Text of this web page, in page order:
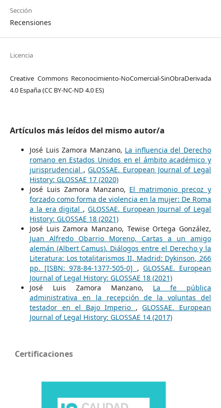
Sección
Recensiones
Licencia
Creative Commons Reconocimiento-NoComercial-SinObraDerivada
4.0 España (CC BY-NC-ND 4.0 ES)
Artículos más leídos del mismo autor/a
José Luis Zamora Manzano, La influencia del Derecho
romano en Estados Unidos en el ámbito académico y
jurisprudencial ,GLOSSAE. European Journal of Legal
History: GLOSSAE 17 (2020)
José Luis Zamora Manzano, El matrimonio precoz y
forzado como forma de violencia en la mujer: De Roma
a la era digital , GLOSSAE. European Journal of Legal
History: GLOSSAE 18 (2021)
José Luis Zamora Manzano, Tewise Ortega González,
Juan Alfredo Obarrio Moreno, Cartas a un amigo
alemán (Albert Camus). Diálogos entre el Derecho y la
Literatura: Los totalitarismos II, Madrid: Dykinson, 266
pp. [ISBN: 978-84-1377-505-0] , GLOSSAE. European
Journal of Legal History: GLOSSAE 18 (2021)
José Luis Zamora Manzano, La fe pública
administrativa en la recepción de la voluntas del
testador en el Bajo Imperio ,GLOSSAE. European
Journal of Legal History: GLOSSAE 14 (2017)
Certificaciones